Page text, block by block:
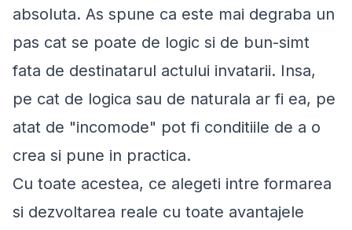
absoluta. As spune ca este mai degraba un
pas cat se poate de logic si de bun-simt
fata de destinatarul actului invatarii. Insa,
pe cat de logica sau de naturala ar fi ea, pe
atat de "incomode" pot fi conditiile de a o
crea si pune in practica.
Cu toate acestea, ce alegeti intre formarea
si dezvoltarea reale cu toate avantajele